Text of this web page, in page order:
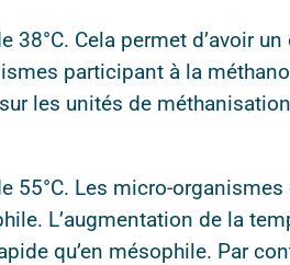
38°C. Cela permet d’avoir
participant à la
les unités de
55°C. Les micro-
L’augmentation de la
qu’en mésophile. Par